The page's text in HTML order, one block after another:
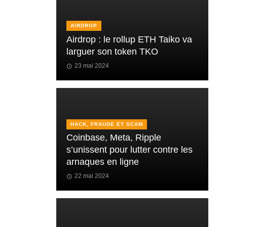
AIRDROP
Airdrop : le rollup ETH Taiko va
larguer son token TKO
23 mai 2024
HACK, FRAUDE ET SCAM
Coinbase, Meta, Ripple
s’unissent pour lutter contre les
arnaques en ligne
22 mai 2024